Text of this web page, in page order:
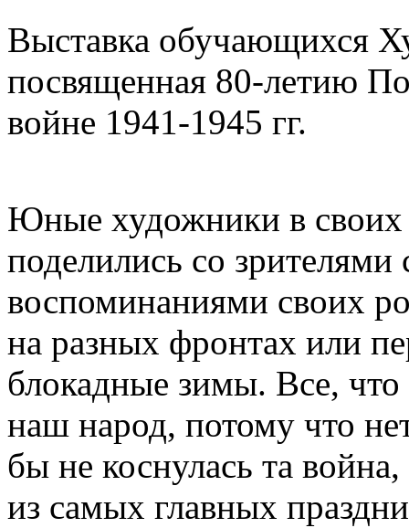
Выставка обучающихся
посвященная 80-летию
войне 1941-1945 гг.
Юные художники в своих
поделились со
воспоминаниями своих
на разных фронтах или
блокадные зимы. Все,
наш народ, потому что
бы не коснулась та
из самых главных